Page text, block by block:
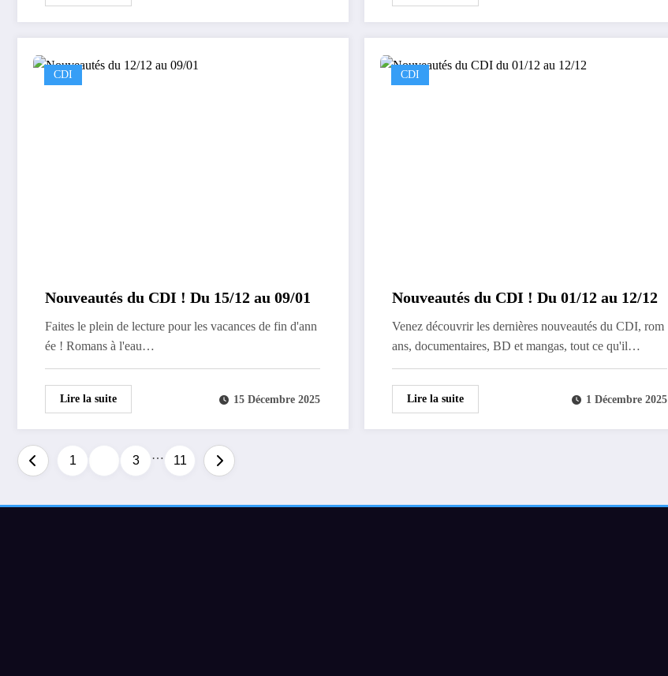
CDI
Nouveautés du CDI ! Du 15/12 au 09/01
Faites le plein de lecture pour les vacances de fin d'ann
ée ! Romans à l'eau…
Lire la suite 15 Décembre 2025
CDI
Nouveautés du CDI ! Du 01/12 au 12/12
Venez découvrir les dernières nouveautés du CDI, rom
ans, documentaires, BD et mangas, tout ce qu'il…
Lire la suite 1 Décembre 2025
Pagination
1 3 … 11